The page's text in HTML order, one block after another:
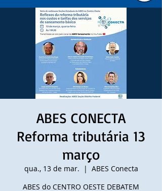
ABES CONECTA
Reforma tributária 13
março
qua., 13 de mar.
  |
ABES Conecta
ABES do CENTRO OESTE DEBATEM